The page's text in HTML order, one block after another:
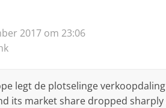
2017 om 23:06
legt de plotselinge verkoopdaling
its market share dropped